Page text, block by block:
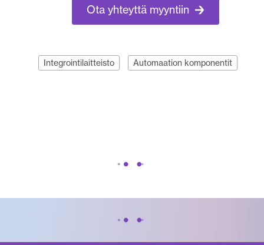
Ota yhteyttä myyntiin
Integrointilaitteisto Automaation komponentit